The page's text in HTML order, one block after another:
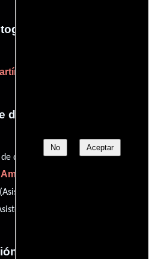
No Aceptar
Vignatti
de dirección
dirección),Renan Bendersky
Amat Escalante
de dirección) y
de dirección)
artística